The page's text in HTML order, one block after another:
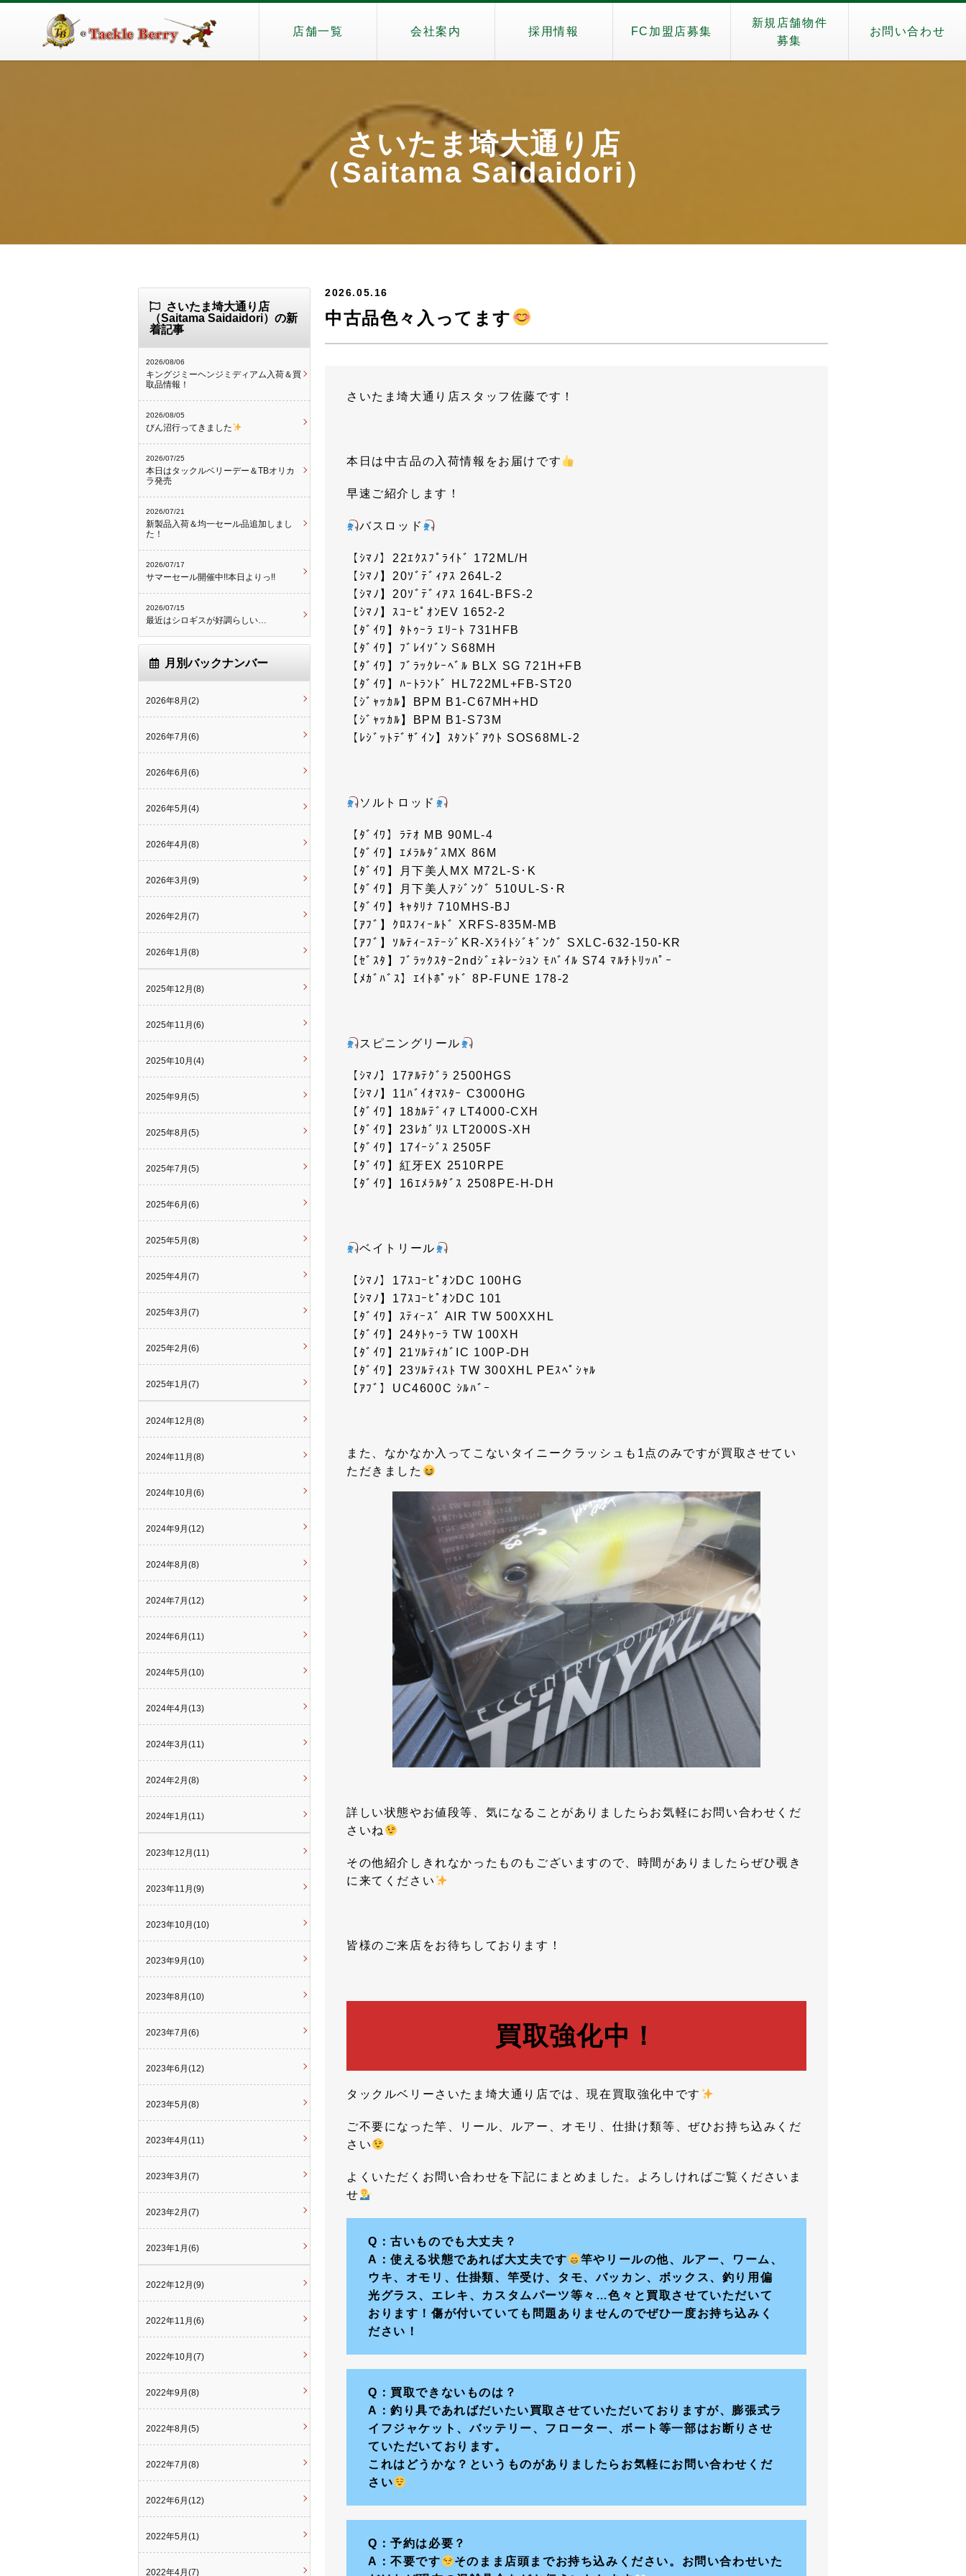
店舗一覧 会社案内 採用情報 FC加盟店募集
新規店舗物件
募集
お問い合わせ
さいたま埼大通り店
（Saitama Saidaidori）
2026.05.16
中古品色々入ってます
さいたま埼大通り店スタッフ佐藤です！
本日は中古品の入荷情報をお届けです
早速ご紹介します！
バスロッド
【ｼﾏﾉ】22ｴｸｽﾌﾟﾗｲﾄﾞ 172ML/H
【ｼﾏﾉ】20ｿﾞﾃﾞｨｱｽ 264L-2
【ｼﾏﾉ】20ｿﾞﾃﾞｨｱｽ 164L-BFS-2
【ｼﾏﾉ】ｽｺｰﾋﾟｵﾝEV 1652-2
【ﾀﾞｲﾜ】ﾀﾄｩｰﾗ ｴﾘｰﾄ 731HFB
【ﾀﾞｲﾜ】ﾌﾞﾚｲｿﾞﾝ S68MH
【ﾀﾞｲﾜ】ﾌﾞﾗｯｸﾚｰﾍﾞﾙ BLX SG 721H+FB
【ﾀﾞｲﾜ】ﾊｰﾄﾗﾝﾄﾞ HL722ML+FB-ST20
【ｼﾞｬｯｶﾙ】BPM B1-C67MH+HD
【ｼﾞｬｯｶﾙ】BPM B1-S73M
【ﾚｼﾞｯﾄﾃﾞｻﾞｲﾝ】ｽﾀﾝﾄﾞｱｳﾄ SOS68ML-2
ソルトロッド
【ﾀﾞｲﾜ】ﾗﾃｵ MB 90ML-4
【ﾀﾞｲﾜ】ｴﾒﾗﾙﾀﾞｽMX 86M
【ﾀﾞｲﾜ】月下美人MX M72L-S･K
【ﾀﾞｲﾜ】月下美人ｱｼﾞﾝｸﾞ 510UL-S･R
【ﾀﾞｲﾜ】ｷｬﾀﾘﾅ 710MHS-BJ
【ｱﾌﾞ】ｸﾛｽﾌｨｰﾙﾄﾞ XRFS-835M-MB
【ｱﾌﾞ】ｿﾙﾃｨｰｽﾃｰｼﾞKR-Xﾗｲﾄｼﾞｷﾞﾝｸﾞ SXLC-632-150-KR
【ｾﾞｽﾀ】ﾌﾞﾗｯｸｽﾀｰ2ndｼﾞｪﾈﾚｰｼｮﾝ ﾓﾊﾞｲﾙ S74 ﾏﾙﾁﾄﾘｯﾊﾟｰ
【ﾒｶﾞﾊﾞｽ】ｴｲﾄﾎﾟｯﾄﾞ 8P-FUNE 178-2
スピニングリール
【ｼﾏﾉ】17ｱﾙﾃｸﾞﾗ 2500HGS
【ｼﾏﾉ】11ﾊﾞｲｵﾏｽﾀｰ C3000HG
【ﾀﾞｲﾜ】18ｶﾙﾃﾞｨｱ LT4000-CXH
【ﾀﾞｲﾜ】23ﾚｶﾞﾘｽ LT2000S-XH
【ﾀﾞｲﾜ】17ｲｰｼﾞｽ 2505F
【ﾀﾞｲﾜ】紅牙EX 2510RPE
【ﾀﾞｲﾜ】16ｴﾒﾗﾙﾀﾞｽ 2508PE-H-DH
ベイトリール
【ｼﾏﾉ】17ｽｺｰﾋﾟｵﾝDC 100HG
【ｼﾏﾉ】17ｽｺｰﾋﾟｵﾝDC 101
【ﾀﾞｲﾜ】ｽﾃｨｰｽﾞ AIR TW 500XXHL
【ﾀﾞｲﾜ】24ﾀﾄｩｰﾗ TW 100XH
【ﾀﾞｲﾜ】21ｿﾙﾃｨｶﾞIC 100P-DH
【ﾀﾞｲﾜ】23ｿﾙﾃｨｽﾄ TW 300XHL PEｽﾍﾟｼｬﾙ
【ｱﾌﾞ】UC4600C ｼﾙﾊﾞｰ
また、なかなか入ってこないタイニークラッシュも1点のみですが買取させてい
ただきました
詳しい状態やお値段等、気になることがありましたらお気軽にお問い合わせくだ
さいね
その他紹介しきれなかったものもございますので、時間がありましたらぜひ覗き
に来てください
皆様のご来店をお待ちしております！
買取強化中！
タックルベリーさいたま埼大通り店では、現在買取強化中です
ご不要になった竿、リール、ルアー、オモリ、仕掛け類等、ぜひお持ち込みくだ
さい
よくいただくお問い合わせを下記にまとめました。よろしければご覧くださいま
せ
Q：古いものでも大丈夫？
A：使える状態であれば大丈夫です
竿やリールの他、ルアー、ワーム、
ウキ、オモリ、仕掛類、竿受け、タモ、バッカン、ボックス、釣り用偏
光グラス、エレキ、カスタムパーツ等々…色々と買取させていただいて
おります！傷が付いていても問題ありませんのでぜひ一度お持ち込みく
ださい！
Q：買取できないものは？
A：釣り具であればだいたい買取させていただいておりますが、膨張式ラ
イフジャケット、バッテリー、フローター、ボート等一部はお断りさせ
ていただいております。
これはどうかな？というものがありましたらお気軽にお問い合わせくだ
さい
Q：予約は必要？
A：不要です
そのまま店頭までお持ち込みください。お問い合わせいた
さいたま埼大通り店
（Saitama Saidaidori）の新
着記事
2026/08/06
キングジミーヘンジミディアム入荷＆買
取品情報！
2026/08/05
びん沼行ってきました
2026/07/25
本日はタックルベリーデー＆TBオリカ
ラ発売
2026/07/21
新製品入荷＆均一セール品追加しまし
た！
2026/07/17
サマーセール開催中!!本日よりっ!!
2026/07/15
最近はシロギスが好調らしい…
月別バックナンバー
2026年8月(2)
2026年7月(6)
2026年6月(6)
2026年5月(4)
2026年4月(8)
2026年3月(9)
2026年2月(7)
2026年1月(8)
2025年12月(8)
2025年11月(6)
2025年10月(4)
2025年9月(5)
2025年8月(5)
2025年7月(5)
2025年6月(6)
2025年5月(8)
2025年4月(7)
2025年3月(7)
2025年2月(6)
2025年1月(7)
2024年12月(8)
2024年11月(8)
2024年10月(6)
2024年9月(12)
2024年8月(8)
2024年7月(12)
2024年6月(11)
2024年5月(10)
2024年4月(13)
2024年3月(11)
2024年2月(8)
2024年1月(11)
2023年12月(11)
2023年11月(9)
2023年10月(10)
2023年9月(10)
2023年8月(10)
2023年7月(6)
2023年6月(12)
2023年5月(8)
2023年4月(11)
2023年3月(7)
2023年2月(7)
2023年1月(6)
2022年12月(9)
2022年11月(6)
2022年10月(7)
2022年9月(8)
2022年8月(5)
2022年7月(8)
2022年6月(12)
2022年5月(1)
2022年4月(7)